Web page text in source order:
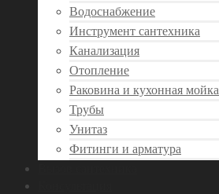
Водоснабжение
Инструмент сантехника
Канализация
Отопление
Раковина и кухонная мойка
Трубы
Унитаз
Фитинги и арматура